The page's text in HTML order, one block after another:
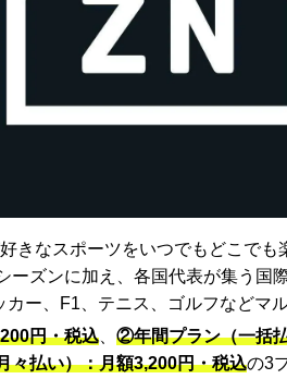
きなスポーツをいつでもどこで
ーズンに加え、各国代表が集う国
ー、F1、テニス、ゴルフなどマ
円・税込
②年間プラン（一括
々払い）：月額3,200円・税込の3